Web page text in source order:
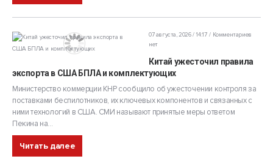
07 августа, 2026 / 14:17
Комментариев
нет
Китай ужесточил правила
экспорта в США БПЛА и комплектующих
Министерство коммерции КНР сообщило об ужесточении контроля за
поставками беспилотников, их ключевых компонентов и связанных с
ними технологий в США. СМИ называют принятые меры ответом
Пекина на...
Читать далее